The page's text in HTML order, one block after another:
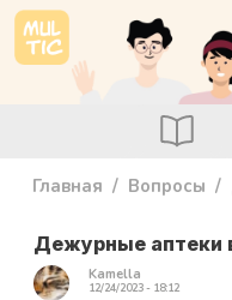
Перейти к основному
Посты
Главная Вопросы
Дежурные аптеки
Kamella
12/24/2023 - 18:12